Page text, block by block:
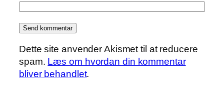
Dette site anvender Akismet til at reducere
spam. Læs om hvordan din kommentar
bliver behandlet.